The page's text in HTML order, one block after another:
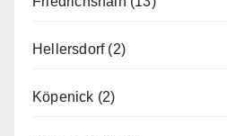
Hellersdorf(2)
Köpenick (2)